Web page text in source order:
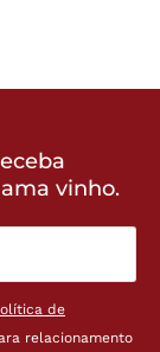
vinho.
de
relacionamento